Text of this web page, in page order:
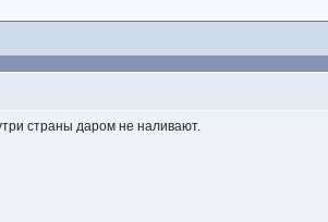
страны даром не наливают.